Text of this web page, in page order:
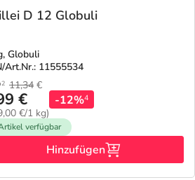
D 12 Globuli
Globuli
Art.Nr.: 11555534
2 11,34 €
€
€/1 kg)
-12%4
verfügbar
Hinzufügen